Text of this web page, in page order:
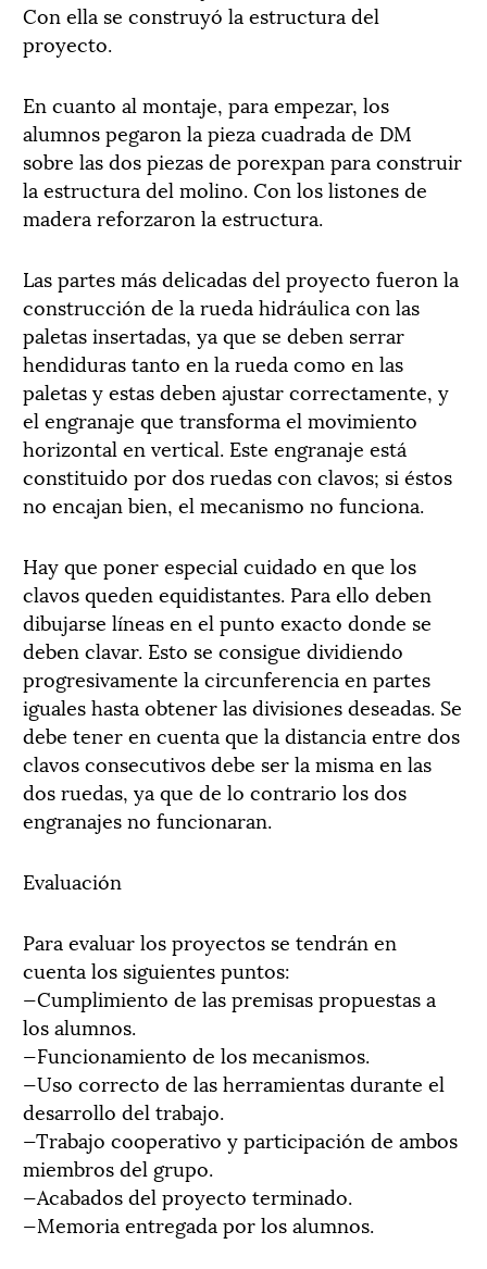
Con ella se construyó la estructura del
proyecto.
En cuanto al montaje, para empezar, los
alumnos pegaron la pieza cuadrada de DM
sobre las dos piezas de porexpan para construir
la estructura del molino. Con los listones de
madera reforzaron la estructura.
Las partes más delicadas del proyecto fueron la
construcción de la rueda hidráulica con las
paletas insertadas, ya que se deben serrar
hendiduras tanto en la rueda como en las
paletas y estas deben ajustar correctamente, y
el engranaje que transforma el movimiento
horizontal en vertical. Este engranaje está
constituido por dos ruedas con clavos; si éstos
no encajan bien, el mecanismo no funciona.
Hay que poner especial cuidado en que los
clavos queden equidistantes. Para ello deben
dibujarse líneas en el punto exacto donde se
deben clavar. Esto se consigue dividiendo
progresivamente la circunferencia en partes
iguales hasta obtener las divisiones deseadas. Se
debe tener en cuenta que la distancia entre dos
clavos consecutivos debe ser la misma en las
dos ruedas, ya que de lo contrario los dos
engranajes no funcionaran.
Evaluación
Para evaluar los proyectos se tendrán en
cuenta los siguientes puntos:
—Cumplimiento de las premisas propuestas a
los alumnos.
—Funcionamiento de los mecanismos.
—Uso correcto de las herramientas durante el
desarrollo del trabajo.
—Trabajo cooperativo y participación de ambos
miembros del grupo.
—Acabados del proyecto terminado.
—Memoria entregada por los alumnos.